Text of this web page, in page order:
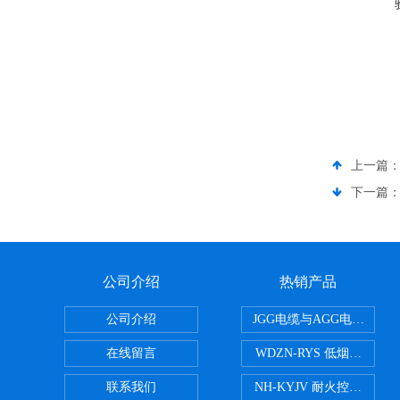
上一篇：
下一篇：
公司介绍
公司介绍
在线留言
联系我们
热销产品
JGG电缆与AGG电缆有什么
WDZN-RYS 低烟无卤耐火
NH-KYJV 耐火控制电缆